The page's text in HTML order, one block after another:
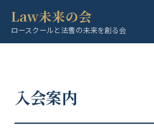
Law未来の会
ロースクールと法曹の未来を創る会
入会案内